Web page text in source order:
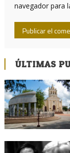
navegador para
ÚLTIMAS